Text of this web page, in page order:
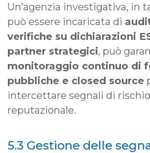
Un’agenzia investigativa, in
può essere incaricata di
verifiche su dichiarazioni
partner strategici, può
monitoraggio continuo di
pubbliche e closed source
intercettare segnali di rischio
reputazionale.
5.3 Gestione delle